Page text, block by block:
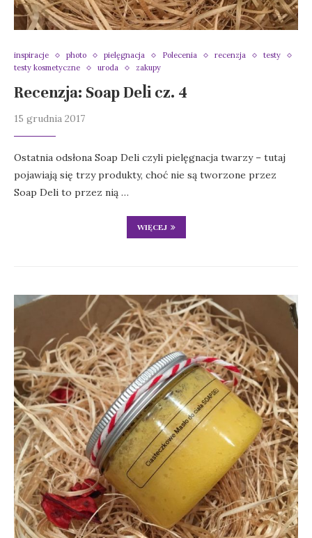
inspiracje photo pielęgnacja Polecenia recenzja
testy
testy kosmetyczne
uroda zakupy
Recenzja: Soap Deli cz. 4
15 grudnia 2017
Ostatnia odsłona Soap Deli czyli pielęgnacja twarzy – tutaj
pojawiają się trzy produkty, choć nie są tworzone przez
Soap Deli to przez nią …
WIĘCEJ